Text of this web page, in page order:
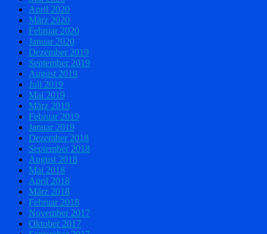
April 2020
März 2020
Februar 2020
Januar 2020
Dezember 2019
September 2019
August 2019
Juli 2019
Mai 2019
März 2019
Februar 2019
Januar 2019
Dezember 2018
September 2018
August 2018
Mai 2018
April 2018
März 2018
Februar 2018
November 2017
Oktober 2017